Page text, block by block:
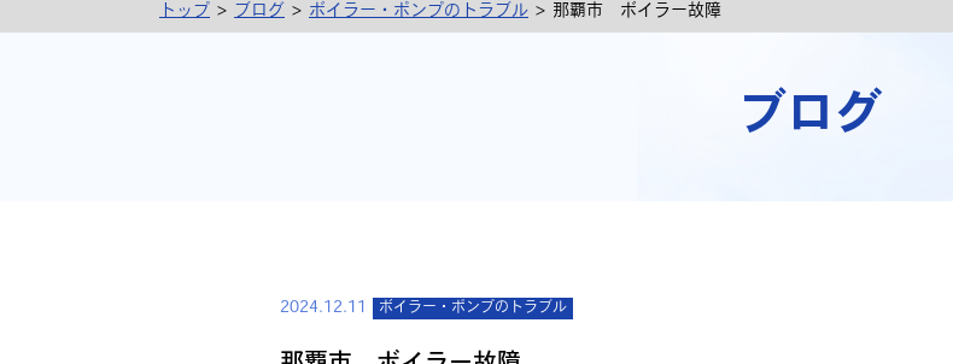
トップ > ブログ > ボイラー・ポンプのトラブル > 那覇市 ボイラー故障
ブログ
2024.12.11 ボイラー・ポンプのトラブル